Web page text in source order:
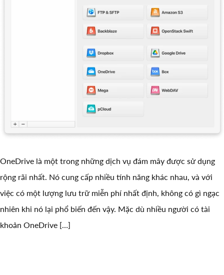
OneDrive là một trong những dịch vụ đám mây được sử dụng
rộng rãi nhất. Nó cung cấp nhiều tính năng khác nhau, và với
việc có một lượng lưu trữ miễn phí nhất định, không có gì ngạc
nhiên khi nó lại phổ biến đến vậy. Mặc dù nhiều người có tài
khoản OneDrive […]